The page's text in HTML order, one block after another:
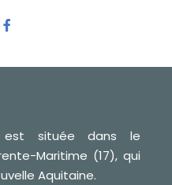
située dans le
Maritime (17), qui
Aquitaine.